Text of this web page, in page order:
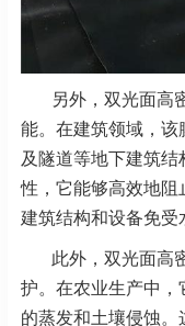
另外，双光面高
能。在建筑领域，该
及隧道等地下建筑
性，它能够高效地阻
建筑结构和设备免受
此外，双光面高
护。在农业生产中，
的蒸发和土壤侵蚀。